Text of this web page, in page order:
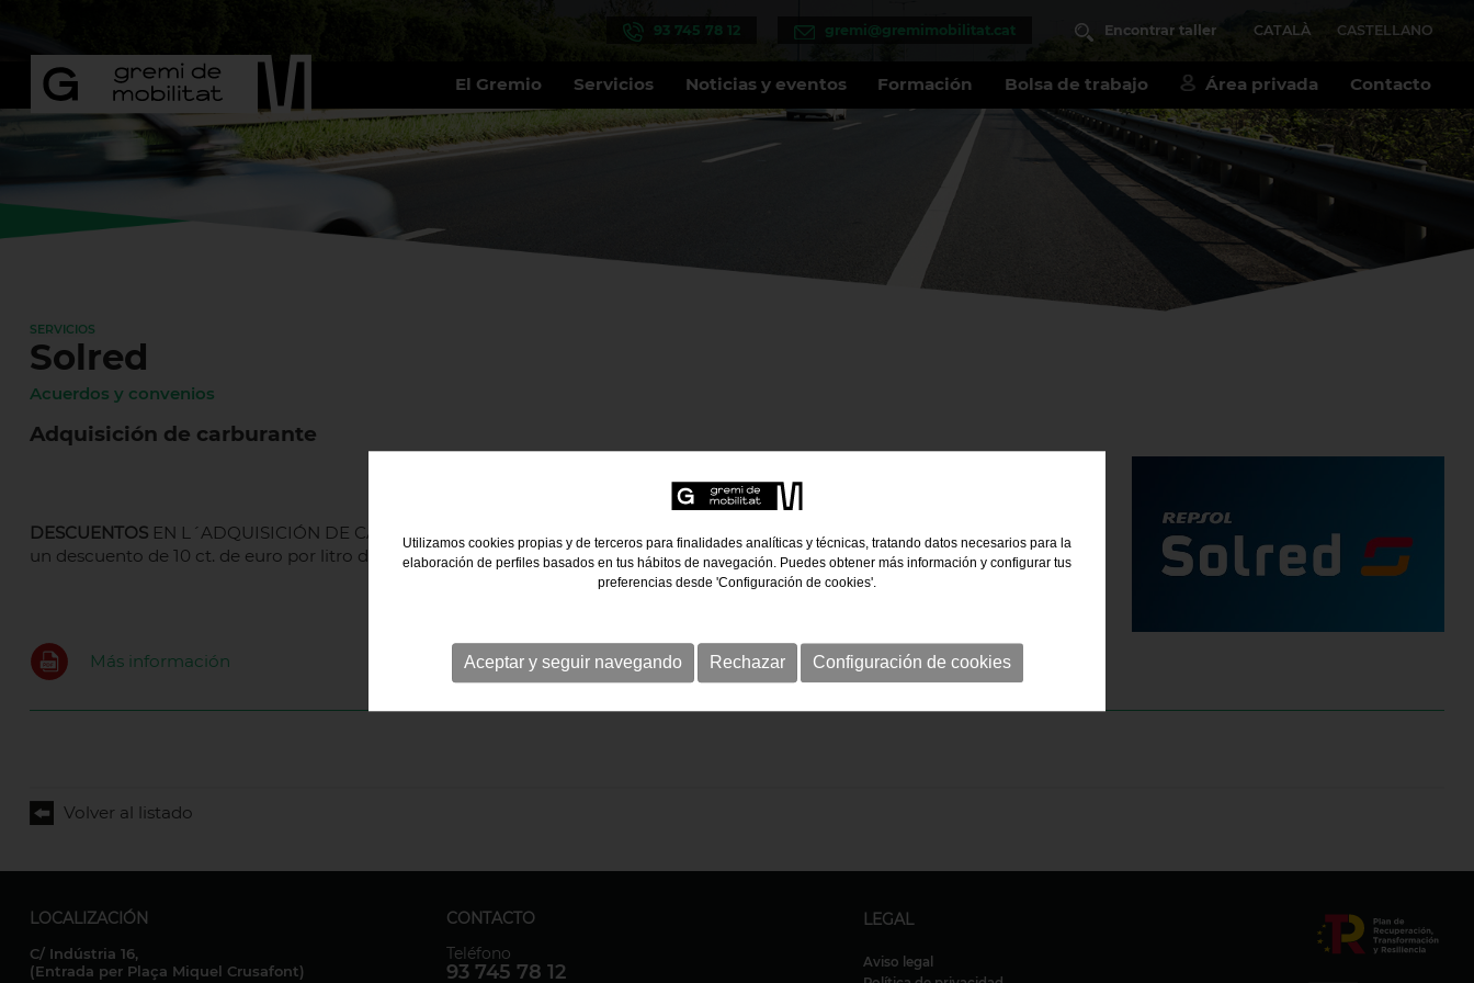
93 745 78 12 gremi@gremimobilitat.cat Encontrar taller CATALÀ CASTELLANO
El Gremio Servicios Noticias y eventos Formación Bolsa de trabajo Área privada Contacto
SERVICIOS
Solred
Acuerdos y convenios
Adquisición de carburante
DESCUENTOSEN L´ADQUISICIÓN DE CARBURANTE CON SOLRED Como empresa asociada, el Centro metalúrgico te ofrece
un descuento de 10 ct. de euro por litro de carburante con SOLRED.
Más información
Volver al listado
LOCALIZACIÓN
C/ Indústria 16,
(Entrada per Plaça Miquel Crusafont)
CONTACTO
Teléfono
93 745 78 12
LEGAL
Aviso legal
Utilizamos cookies propias y de terceros para finalidades analíticas y técnicas, tratando datos necesarios para la
elaboración de perfiles basados en tus hábitos de navegación. Puedes obtener más información y configurar tus
preferencias desde 'Configuración de cookies'.
Aceptar y seguir navegando Rechazar Configuración de cookies